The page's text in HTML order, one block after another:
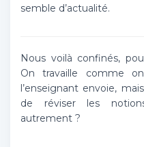
semble d’actualité.
Nous voilà confinés,
On travaille comme
l’enseignant envoie,
de réviser les
autrement ?